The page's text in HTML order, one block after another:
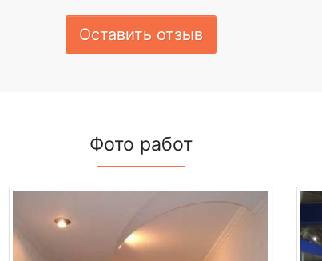
Оставить отзыв
Фото работ